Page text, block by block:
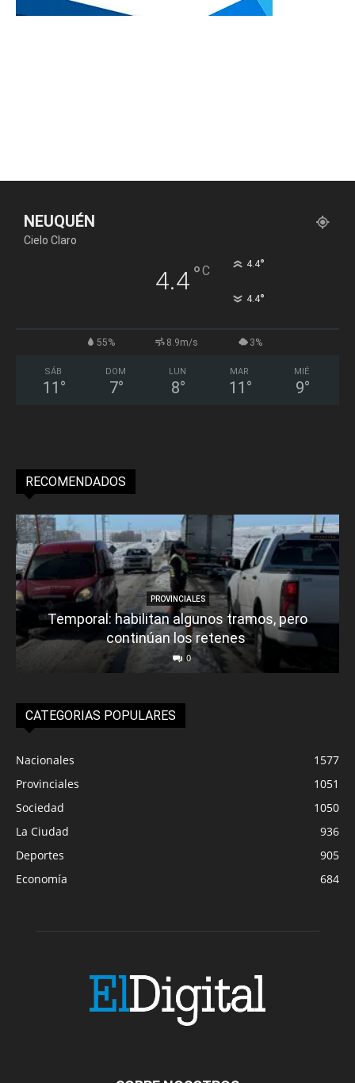
NEUQUÉN
Cielo Claro
4.4°C 4.4°
4.4°
55% 8.9m/s 3%
SÁB
11 °
DOM
7°
LUN
8°
MAR
11 °
MIÉ
9°
RECOMENDADOS
PROVINCIALES
Temporal: habilitan algunos tramos, pero
continúan los retenes
0
CATEGORIAS POPULARES
Nacionales
1577
Provinciales
1051
Sociedad
1050
La Ciudad
936
Deportes
905
Economía
684